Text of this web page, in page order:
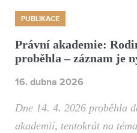
PUBLIKACE
Právní akademie:
proběhla – záznam je
16. dubna 2026
Dne 14. 4. 2026 proběhla
akademií, tentokrát na